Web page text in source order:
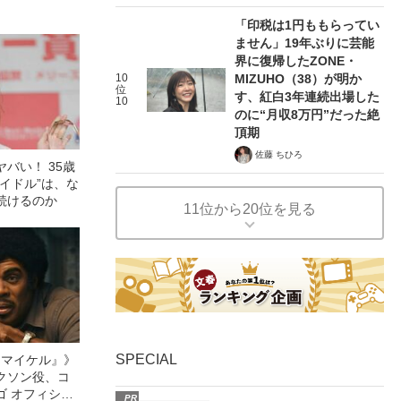
バい！ 35歳
ドル”は、な
けるのか
イケル』》
ソン役、コ
オフィシャ
10
位
10
「印税は1円ももらってい
ません」19年ぶりに芸能
界に復帰したZONE・
MIZUHO（38）が明か
す、紅白3年連続出場した
のに“月収8万円”だった絶
頂期
佐藤 ちひろ
11位から20位を見る
SPECIAL
PR